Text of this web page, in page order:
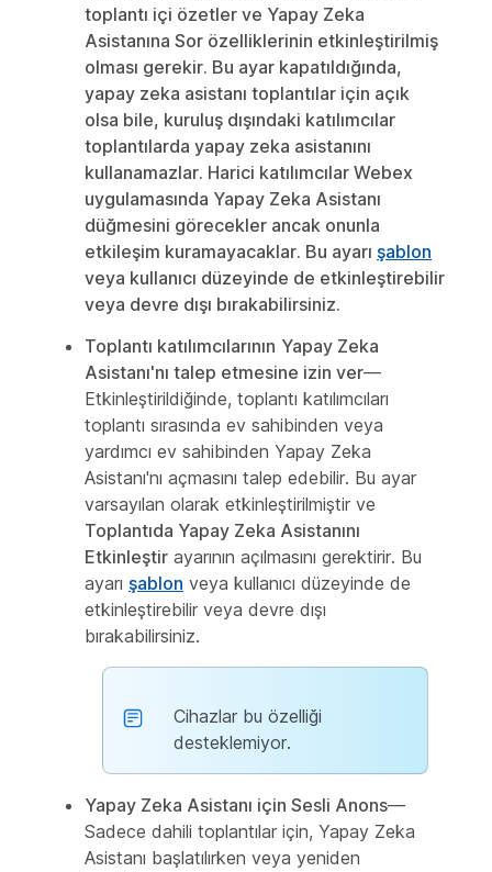
toplantı içi özetler ve Yapay Zeka
Asistanına Sor özelliklerinin etkinleştirilmiş
olması gerekir. Bu ayar kapatıldığında,
yapay zeka asistanı toplantılar için açık
olsa bile, kuruluş dışındaki katılımcılar
toplantılarda yapay zeka asistanını
kullanamazlar. Harici katılımcılar Webex
uygulamasında Yapay Zeka Asistanı
düğmesini görecekler ancak onunla
etkileşim kuramayacaklar. Bu ayarı şablon
veya kullanıcı düzeyinde de etkinleştirebilir
veya devre dışı bırakabilirsiniz.
Toplantı katılımcılarının Yapay Zeka
Asistanı'nı talep etmesine izin ver—
Etkinleştirildiğinde, toplantı katılımcıları
toplantı sırasında ev sahibinden veya
yardımcı ev sahibinden Yapay Zeka
Asistanı'nı açmasını talep edebilir. Bu ayar
varsayılan olarak etkinleştirilmiştir ve
Toplantıda Yapay Zeka Asistanını
Etkinleştir ayarının açılmasını gerektirir. Bu
ayarı şablon veya kullanıcı düzeyinde de
etkinleştirebilir veya devre dışı
bırakabilirsiniz.
Cihazlar bu özelliği
desteklemiyor.
Yapay Zeka Asistanı için Sesli Anons—
Sadece dahili toplantılar için, Yapay Zeka
Asistanı başlatılırken veya yeniden